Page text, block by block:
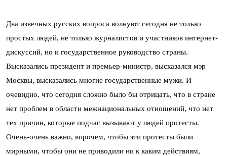
Два извечных русских вопроса волнуют сегодня не только
простых людей, не только журналистов и участников интернет-
дискуссий, но и государственное руководство страны.
Высказались президент и премьер-министр, высказался мэр
Москвы, высказались многие государственные мужи. И
очевидно, что сегодня сложно было бы отрицать, что в стране
нет проблем в области межнациональных отношений, что нет
тех причин, которые подчас вызывают у людей протесты.
Очень-очень важно, впрочем, чтобы эти протесты были
мирными, чтобы они не приводили ни к каким действиям,